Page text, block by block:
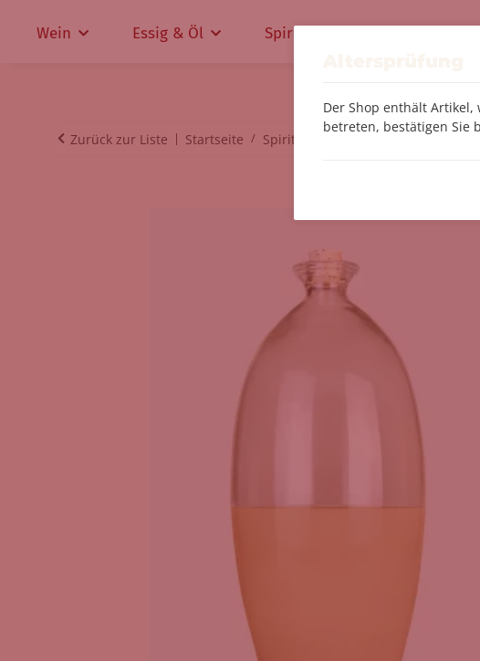
Wein Essig & Öl Spirituosen
Zurück zur Liste Startseite Spirituosen Vanille Orangen
Der Shop enthält
betreten, bestätigen Sie